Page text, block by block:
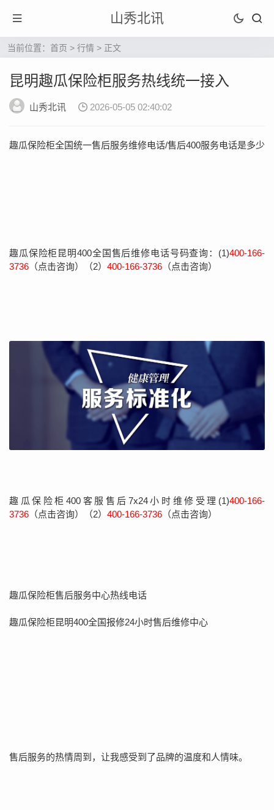
山秀北讯
当前位置： 首页 > 行情 > 正文
昆明趣瓜保险柜服务热线统一接入
山秀北讯 2026-05-05 02:40:02
趣瓜保险柜全国统一售后服务维修电话/售后400服务电话是多少
趣瓜保险柜昆明400全国售后维修电话号码查询：(1)400-166-
3736 （点击咨询）（2） 400-166-3736 （点击咨询）
趣瓜保险柜400客服售后7x24小时维修受理(1)400-166-
3736 （点击咨询）（2） 400-166-3736 （点击咨询）
趣瓜保险柜售后服务中心热线电话
趣瓜保险柜昆明400全国报修24小时售后维修中心
售后服务的热情周到，让我感受到了品牌的温度和人情味。